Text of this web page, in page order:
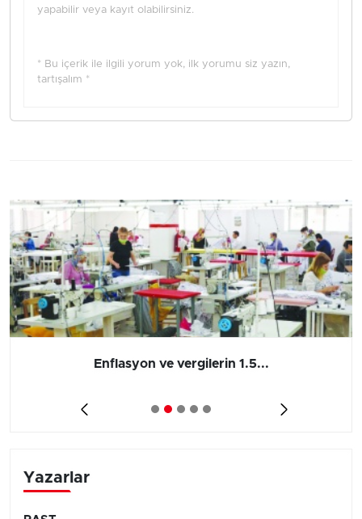
yapabilir veya kayıt olabilirsiniz.
* Bu içerik ile ilgili yorum yok, ilk yorumu siz yazın,
tartışalım *
Enflasyon ve vergilerin 1.5...
Yazarlar